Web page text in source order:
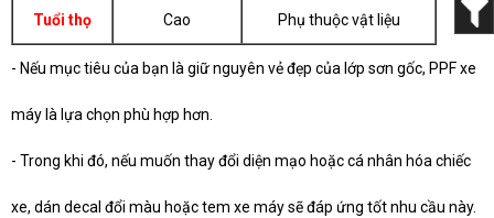
Tuổi thọ Cao Phụ thuộc vật liệu
- Nếu mục tiêu của bạn là giữ nguyên vẻ đẹp của lớp sơn gốc, PPF xe
máy là lựa chọn phù hợp hơn.
- Trong khi đó, nếu muốn thay đổi diện mạo hoặc cá nhân hóa chiếc
xe, dán decal đổi màu hoặc tem xe máy sẽ đáp ứng tốt nhu cầu này.